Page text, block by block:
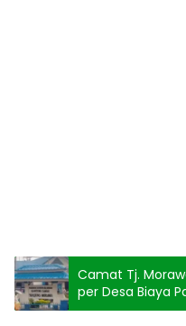
Camat Tj.
per Desa Biaya